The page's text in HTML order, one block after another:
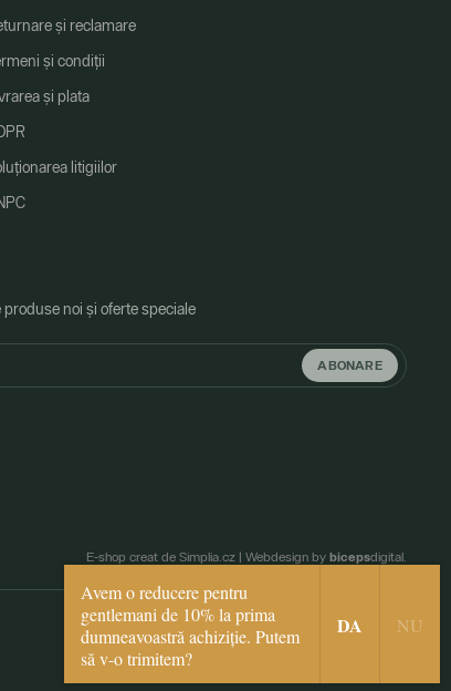
și reclamare
și condiții
și plata
litigiilor
noi și oferte speciale
ABONARE
E-shop creat de Simplia.cz | Webdesign by bicepsdigital.
Avem o reducere pentru
gentlemani de 10% la prima
dumneavoastră achiziție. Putem
să v-o trimitem?
DA NU